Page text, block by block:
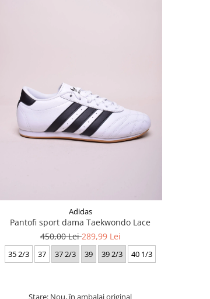
Adidas
Pantofi sport dama Taekwondo Lace
450,00 Lei289,99 Lei
35 2/3 37 37 2/3 39 39 2/3 40 1/3